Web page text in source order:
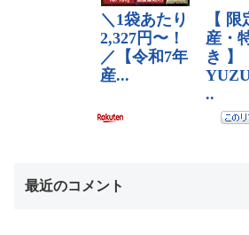
最近のコメント